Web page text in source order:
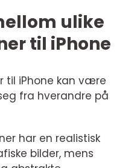
ulike
til iPhone
til iPhone kan være
fra hverandre på
har en realistisk
bilder, mens